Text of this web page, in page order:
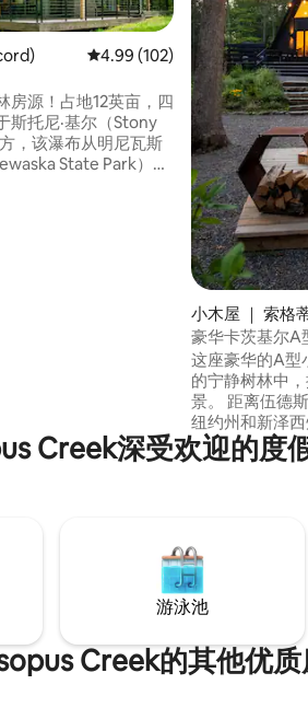
685 条评价平均评分 4.99 分（满分 5 分）
4.99 (102)
房源！占地12英亩，四
斯托尼·基尔（Stony
，该瀑布从明尼瓦斯
State Park）一
小木屋 ｜ 索格
豪华卡茨基尔A
这座豪华的A型
的宁静树林中
景。 距离伍德
纽约州和新泽
块2英亩的私人
档大号Casper
山的顶级餐厅。 访问我们的ig
Creek深受欢迎的度
游泳池
Creek的其他优